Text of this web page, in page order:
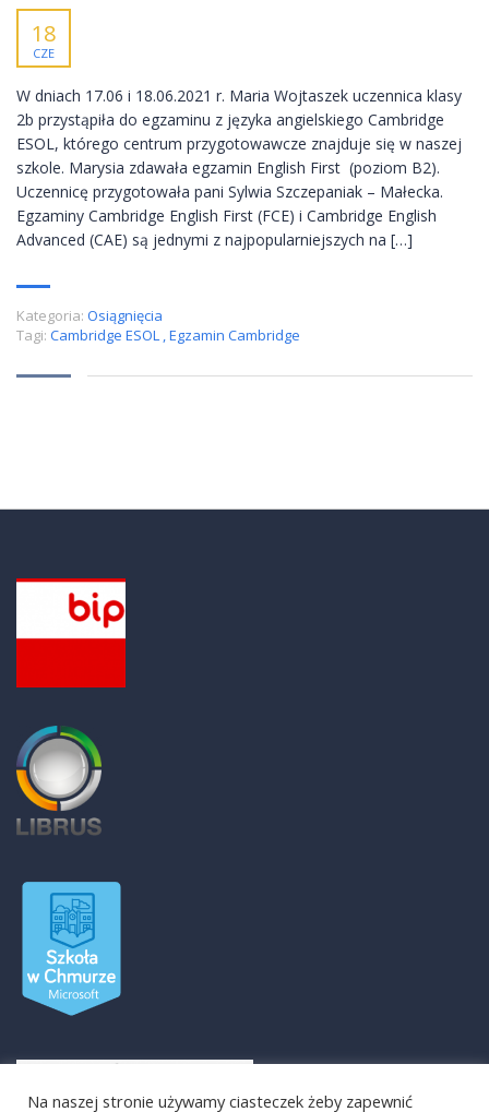
18
CZE
W dniach 17.06 i 18.06.2021 r. Maria Wojtaszek uczennica klasy
2b przystąpiła do egzaminu z języka angielskiego Cambridge
ESOL, którego centrum przygotowawcze znajduje się w naszej
szkole. Marysia zdawała egzamin English First (poziom B2).
Uczennicę przygotowała pani Sylwia Szczepaniak – Małecka.
Egzaminy Cambridge English First (FCE) i Cambridge English
Advanced (CAE) są jednymi z najpopularniejszych na […]
Kategoria: Osiągnięcia
Tagi: Cambridge ESOL ,Egzamin Cambridge
Na naszej stronie używamy ciasteczek żeby zapewnić